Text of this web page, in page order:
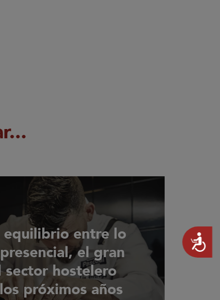
Accesibilidad
equilibrio entre lo
el gran
hostelero
próximos años